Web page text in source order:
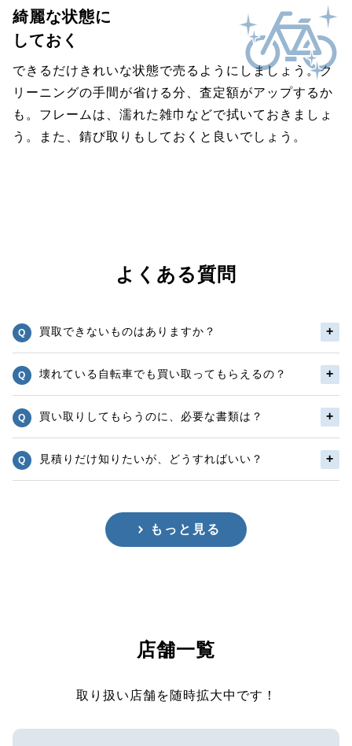
綺麗な状態に
しておく
できるだけきれいな状態で売るようにしましょう。ク
リーニングの手間が省ける分、査定額がアップするか
も。フレームは、濡れた雑巾などで拭いておきましょ
う。また、錆び取りもしておくと良いでしょう。
よくある質問
買取できないものはありますか？
壊れている自転車でも買い取ってもらえるの？
買い取りしてもらうのに、必要な書類は？
見積りだけ知りたいが、どうすればいい？
もっと見る
店舗一覧
取り扱い店舗を随時拡大中です！